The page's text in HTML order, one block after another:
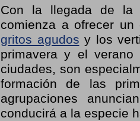
Con la llegada de la
comienza a ofrecer un
gritos agudos y los
primavera y el
ciudades, son
formación de las
agrupaciones
conducirá a la especie